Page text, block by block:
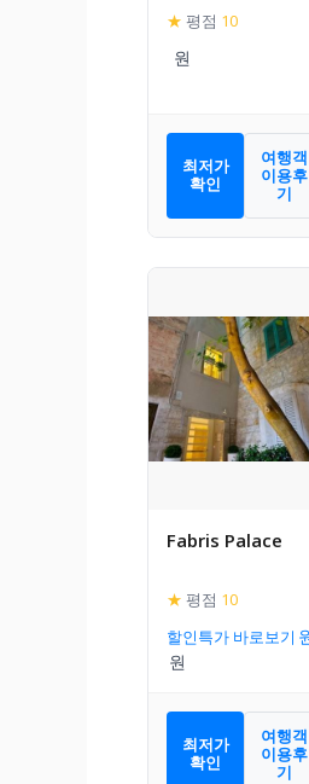
★ 평점 10
최저가
확인
여행객
이용후
기
Fabris Palace
★ 평점 10
할인특가 바로보기
최저가
확인
여행객
이용후
기